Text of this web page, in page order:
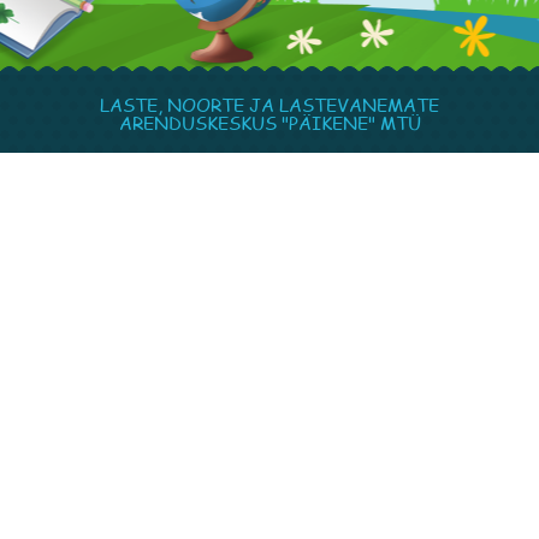
LASTE, NOORTE JA LASTEVANEMATE
ARENDUSKESKUS "PÄIKENE" MTÜ